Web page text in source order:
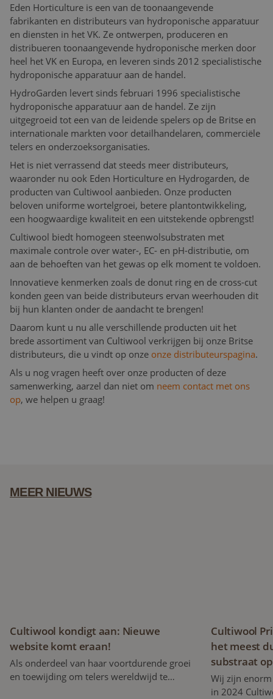
Eden Horticulture is een van de toonaangevende
fabrikanten en distributeurs van hydroponische apparatuur
en diensten in het VK. Ze ontwerpen, produceren en
distribueren toonaangevende hydroponische merken door
heel het VK en Europa, en leveren sinds 2012 specialistische
hydroponische apparatuur aan de handel.
HydroGarden levert sinds februari 1996 specialistische
hydroponische apparatuur aan de handel. Ze zijn
uitgegroeid tot een van de leidende spelers op de Britse en
internationale markten voor detailhandelaren, commerciële
telers en onderzoeksorganisaties.
Het is niet verrassend dat steeds meer distributeurs,
waaronder nu ook Eden Horticulture en Hydrogarden, de
producten van Cultiwool aanbieden. Onze producten
beloven uniforme wortelgroei, betere plantontwikkeling,
een hoogwaardige kwaliteit en een uitstekende opbrengst!
Cultiwool biedt homogeen steenwolsubstraten met
maximale controle over water-, EC- en pH-distributie, om
aan de behoeften van het gewas op elk moment te voldoen.
Innovatieve kenmerken zoals de donut ring en de cross-cut
konden geen van beide distributeurs ervan weerhouden dit
bij hun klanten onder de aandacht te brengen!
Daarom kunt u nu alle verschillende producten uit het
brede assortiment van Cultiwool verkrijgen bij onze Britse
distributeurs, die u vindt op onze onze distributeurspagina.
Als u nog vragen heeft over onze producten of deze
samenwerking, aarzel dan niet om neem contact met ons
op, we helpen u graag!
MEER NIEUWS
Cultiwool kondigt aan: Nieuwe
website komt eraan!
Als onderdeel van haar voortdurende groei
en toewijding om telers wereldwijd te
Cultiwool
het meest
substraat
Wij zijn
in 2024